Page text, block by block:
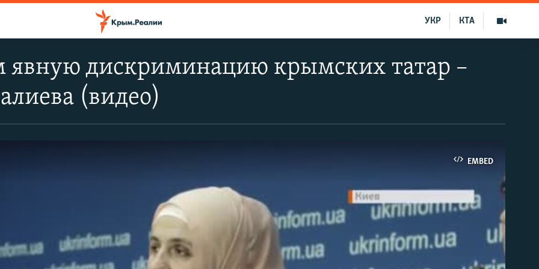
КТА
УКР
дискриминацию крымских татар –
(видео)
EMBED